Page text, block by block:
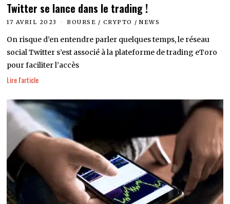
Twitter se lance dans le trading !
17 AVRIL 2023 BOURSE / CRYPTO / NEWS
On risque d’en entendre parler quelques temps, le réseau
social Twitter s’est associé à la plateforme de trading eToro
pour faciliter l’accès
Lire l'article